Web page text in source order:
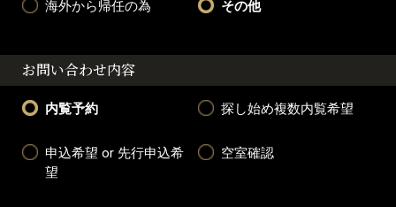
海外から帰任の為 その他
お問い合わせ内容
内覧予約 探し始め複数内覧希望
申込希望 or 先行申込希
望
空室確認